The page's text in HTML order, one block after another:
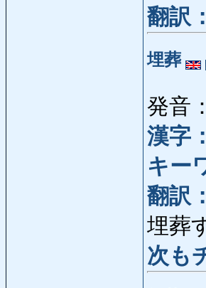
翻訳：
埋葬
発音
漢字：
キー
翻訳：
埋葬
次も